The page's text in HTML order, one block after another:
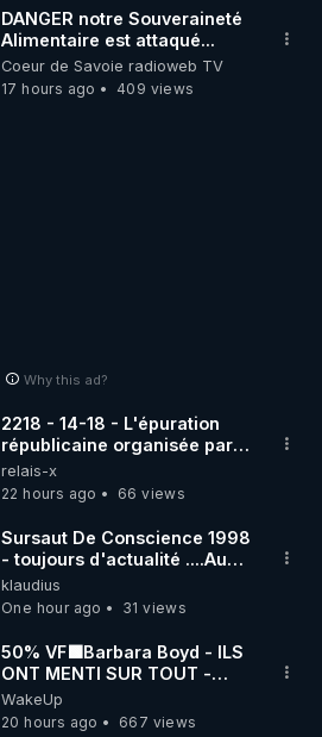
DANGER notre Souveraineté
Alimentaire est attaqué...
Coeur de Savoie radioweb TV
17 hours ago
409 views
Why this ad?
2218 - 14-18 - L'épuration
républicaine organisée par
les frères de la truelle
relais-x
22 hours ago
66 views
Sursaut De Conscience 1998
- toujours d'actualité ....Au
Dela Du Réel
klaudius
One hour ago
31 views
50% VF🟩Barbara Boyd - ILS
ONT MENTI SUR TOUT -
Jocelyne Traduction
WakeUp
20 hours ago
667 views